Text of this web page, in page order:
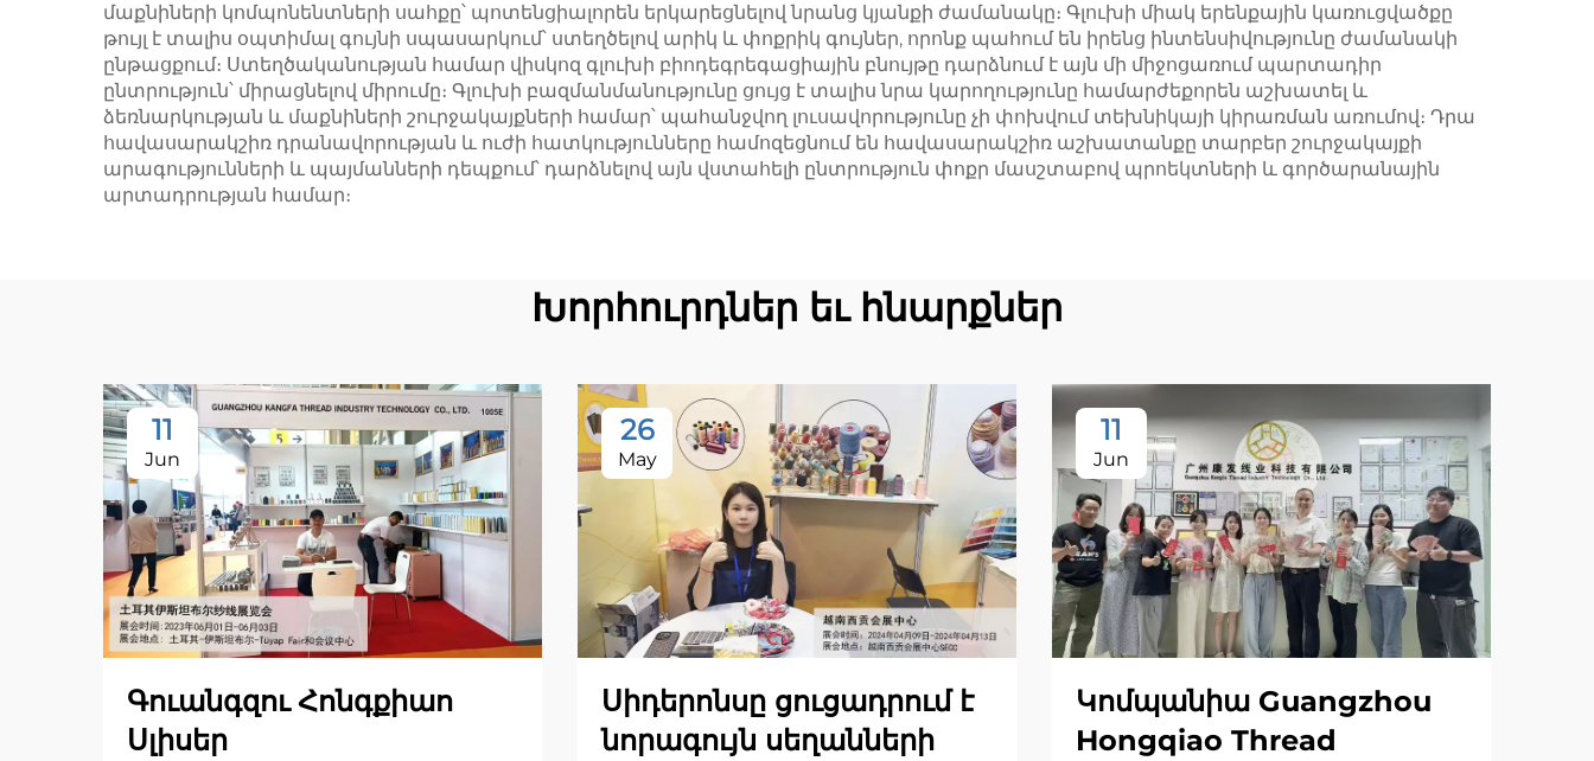
մաքնիների կոմպոնենտների սահքը՝ պոտենցիալորեն երկարեցնելով նրանց կյանքի ժամանակը։ Գլուխի միակ երենքային կառուցվածքը
թույլ է տալիս օպտիմալ գույնի սպասարկում՝ ստեղծելով արիկ և փոքրիկ գույներ, որոնք պահում են իրենց ինտենսիվությունը ժամանակի
ընթացքում։ Ստեղծականության համար վիսկոզ գլուխի բիոդեգրեգացիային բնույթը դարձնում է այն մի միջոցառում պարտադիր
ընտրություն՝ միրացնելով միրումը։ Գլուխի բազմանմանությունը ցույց է տալիս նրա կարողությունը համարժեքորեն աշխատել և
ձեռնարկության և մաքնիների շուրջակայքների համար՝ պահանջվող լուսավորությունը չի փոխվում տեխնիկայի կիրառման առումով։ Դրա
հավասարակշիռ դրանավորության և ուժի հատկությունները համոզեցնում են հավասարակշիռ աշխատանքը տարբեր շուրջակայքի
արագությունների և պայմանների դեպքում՝ դարձնելով այն վստահելի ընտրություն փոքր մասշտաբով պրոեկտների և գործարանային
արտադրության համար։
Խորհուրդներ եւ հնարքներ
11
Jun
Գուանգզու Հոնգքիաո
Սլիսեր
26
May
Սիդերոնսը ցուցադրում է
նորագույն սեղանների
11
Jun
Կոմպանիա Guangzhou
Hongqiao Thread